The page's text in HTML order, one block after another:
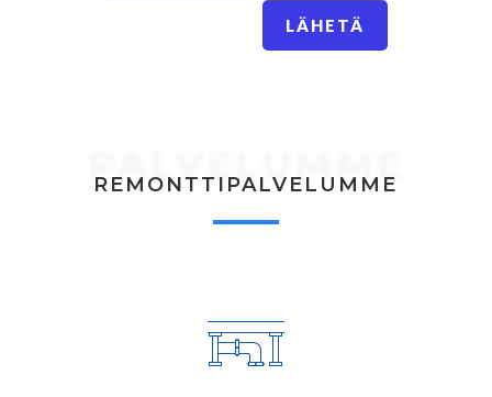
LÄHETÄ
PALVELUMME
REMONTTIPALVELUMME